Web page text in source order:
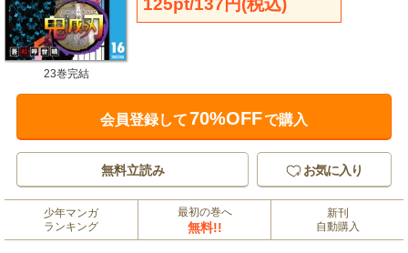
125pt/137円(税込)
23巻完結
会員登録して70%OFFで購入
無料立読み お気に入り
少年マンガ
ランキング
最初の巻へ
無料!!
新刊
自動購入